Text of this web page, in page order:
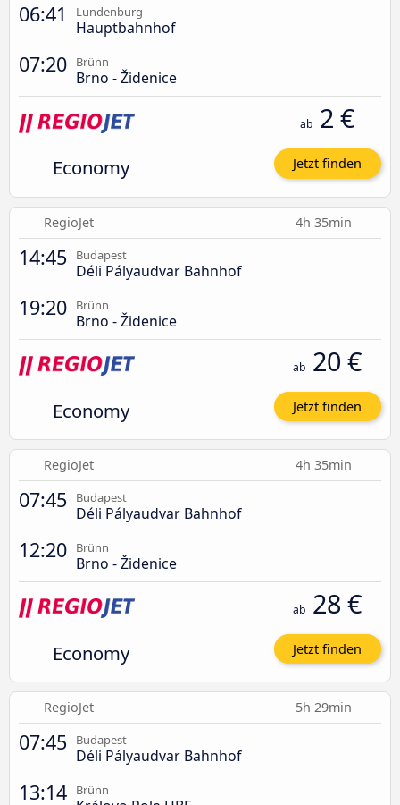
06:41 Lundenburg
Hauptbahnhof
07:20 Brünn
Brno - Židenice
Economy
ab 2 €
Jetzt finden
RegioJet 4h 35min
14:45 Budapest
Déli Pályaudvar Bahnhof
19:20 Brünn
Brno - Židenice
Economy
ab 20 €
Jetzt finden
RegioJet 4h 35min
07:45 Budapest
Déli Pályaudvar Bahnhof
12:20 Brünn
Brno - Židenice
Economy
ab 28 €
Jetzt finden
RegioJet 5h 29min
07:45 Budapest
Déli Pályaudvar Bahnhof
13:14 Brünn